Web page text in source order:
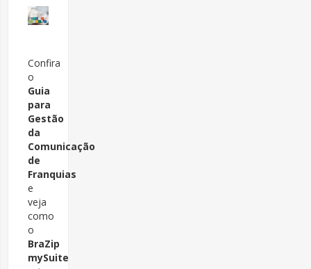
Confira
o
Guia
para
Gestão
da
Comunicação
de
Franquias
e
veja
como
o
BraZip
mySuite